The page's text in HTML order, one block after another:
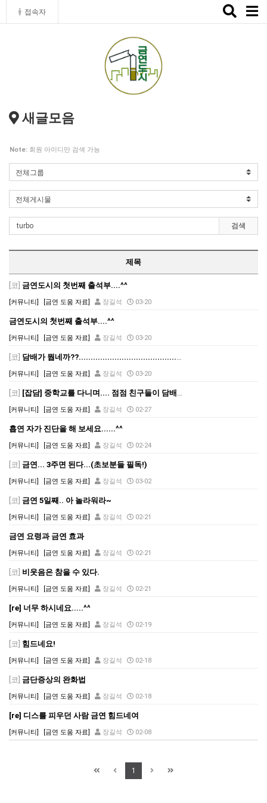
접속자
Toggle
새글모음
Note: 회원 아이디만 검색 가능
검색
제목
[코] 금연도시의 첫번째 출석부....^^
[커뮤니티] [금연 도움 자료] 장길석 03-20
금연도시의 첫번째 출석부....^^
[커뮤니티] [금연 도움 자료] 장길석 03-20
[코] 담배가 뭡네까??.........................................시간대별 금단현상
[커뮤니티] [금연 도움 자료] 장길석 03-20
[코] [잡담] 중학교를 다니며.... 점점 친구들이 담배를 피기 시작하네여......
[커뮤니티] [금연 도움 자료] 장길석 02-27
흡연 자가 진단을 해 보세요......^^
[커뮤니티] [금연 도움 자료] 장길석 02-24
[코] 금연... 3주면 된다...(초보분들 필독!)
[커뮤니티] [금연 도움 자료] 장길석 03-02
[코] 금연 5일째.. 아 놀라워라~
[커뮤니티] [금연 도움 자료] 장길석 02-21
금연 요령과 금연 효과
[커뮤니티] [금연 도움 자료] 장길석 02-21
[코] 비웃음은 참을 수 있다.
[커뮤니티] [금연 도움 자료] 장길석 02-21
[re] 너무 하시네요.....^^
[커뮤니티] [금연 도움 자료] 장길석 02-19
[코] 힘드네요!
[커뮤니티] [금연 도움 자료] 장길석 02-18
[코] 금단증상의 완화법
[커뮤니티] [금연 도움 자료] 장길석 02-18
[re] 디스를 피우던 사람 금연 힘드네여
[커뮤니티] [금연 도움 자료] 장길석 02-08
1